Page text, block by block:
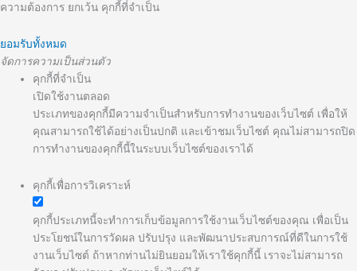
ความต้องการ ยกเว้น คุกกี้ที่จำเป็น
ยอมรับทั้งหมด
จัดการความเป็นส่วนตัว
คุกกี้ที่จำเป็น
เปิดใช้งานตลอด
ประเภทของคุกกี้มีความจำเป็นสำหรับการทำงานของเว็บไซต์ เพื่อให้
คุณสามารถใช้ได้อย่างเป็นปกติ และเข้าชมเว็บไซต์ คุณไม่สามารถปิด
การทำงานของคุกกี้นี้ในระบบเว็บไซต์ของเราได้
คุกกี้เพื่อการวิเคราะห์
คุกกี้ประเภทนี้จะทำการเก็บข้อมูลการใช้งานเว็บไซต์ของคุณ เพื่อเป็น
ประโยชน์ในการวัดผล ปรับปรุง และพัฒนาประสบการณ์ที่ดีในการใช้
งานเว็บไซต์ ถ้าหากท่านไม่ยินยอมให้เราใช้คุกกี้นี้ เราจะไม่สามารถ